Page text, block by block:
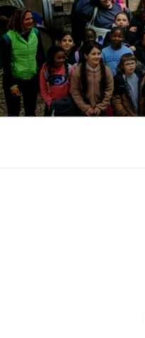
Aller
au
contenu
principal